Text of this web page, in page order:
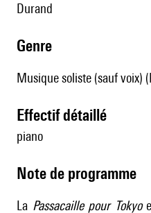
Durand
genre
Musique soliste (sauf voix)
effectif détaillé
piano
Note de programme
La Passacaille pour Tokyo